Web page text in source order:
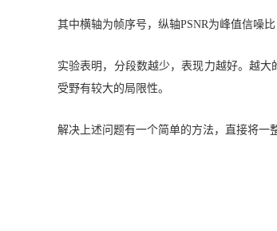
其中横轴为帧序号，纵轴PSNR为峰值信噪
实验表明，分段数越少，表现力越好。越
受野有较大的局限性。
解决上述问题有一个简单的方法，直接将一